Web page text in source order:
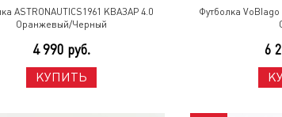
ASTRONAUTICS1961 КВАЗАР 4.0
Оранжевый/Черный
4 990 руб.
КУПИТЬ
Футболка
6